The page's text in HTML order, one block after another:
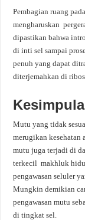
Pembagian ruang
mengharuskan
dipastikan bahwa
di inti sel sampai
penuh yang dapat
diterjemahkan di
Mutu yang tidak
merugikan kesehatan
mutu juga terjadi di
terkecil makhluk
pengawasan seluler
Mungkin demikian
pengawasan mutu
di tingkat sel.